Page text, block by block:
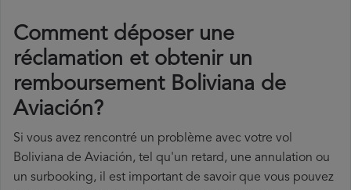
Comment déposer une
réclamation et obtenir un
remboursement Boliviana de
Aviación?
Si vous avez rencontré un problème avec votre vol
Boliviana de Aviación, tel qu'un retard, une annulation ou
un surbooking, il est important de savoir que vous pouvez